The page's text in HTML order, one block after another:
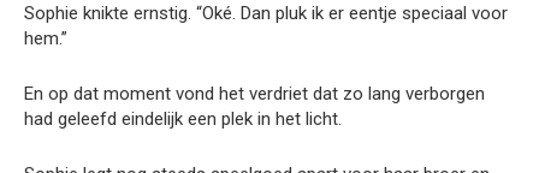
Sophie knikte ernstig. “Oké. Dan pluk ik er eentje speciaal voor
hem.”
En op dat moment vond het verdriet dat zo lang verborgen
had geleefd eindelijk een plek in het licht.